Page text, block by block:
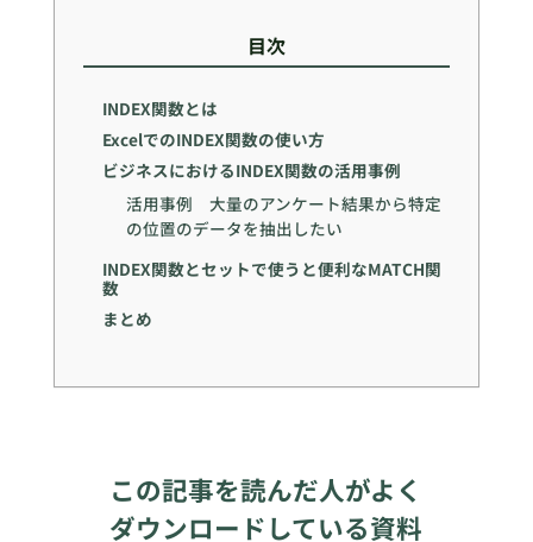
目次
INDEX関数とは
ExcelでのINDEX関数の使い方
ビジネスにおけるINDEX関数の活用事例
活用事例 大量のアンケート結果から特定
の位置のデータを抽出したい
INDEX関数とセットで使うと便利なMATCH関
数
まとめ
この記事を読んだ人がよく
ダウンロードしている資料